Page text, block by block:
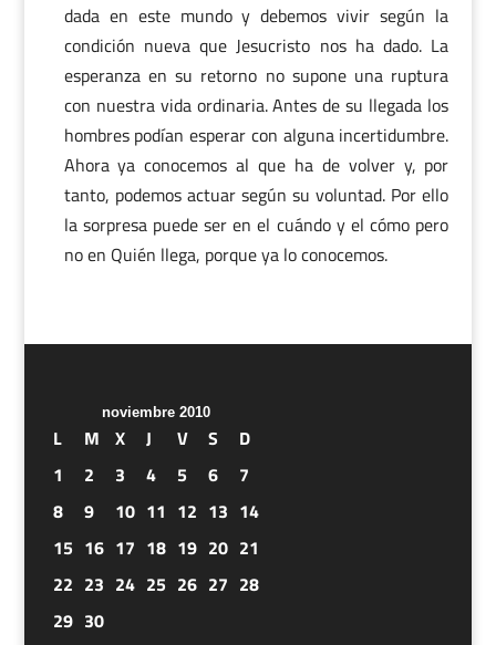
dada en este mundo y debemos vivir según la
condición nueva que Jesucristo nos ha dado. La
esperanza en su retorno no supone una ruptura
con nuestra vida ordinaria. Antes de su llegada los
hombres podían esperar con alguna incertidumbre.
Ahora ya conocemos al que ha de volver y, por
tanto, podemos actuar según su voluntad. Por ello
la sorpresa puede ser en el cuándo y el cómo pero
no en Quién llega, porque ya lo conocemos.
noviembre 2010
L M X J V S
D
1
2 3 4 5 6
7
8
9 10 11 12 13 14
15 16 17 18 19 20 21
22 23 24 25 26 27 28
29 30